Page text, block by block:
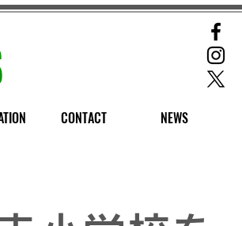
CONTACT NEWS